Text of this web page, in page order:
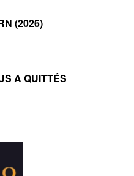
(2026)
A QUITTÉS